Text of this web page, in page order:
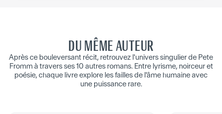
DU MÊME AUTEUR
Après ce bouleversant récit, retrouvez l'univers singulier de Pete
Fromm à travers ses 10 autres romans. Entre lyrisme, noirceur et
poésie, chaque livre explore les failles de l'âme humaine avec
une puissance rare.